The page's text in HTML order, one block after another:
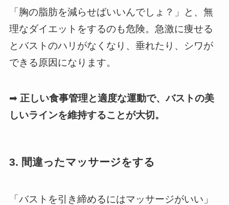
「胸の脂肪を減らせばいいんでしょ？」と、無
理なダイエットをするのも危険。急激に痩せる
とバストのハリがなくなり、垂れたり、シワが
できる原因になります。
➡ 正しい食事管理と適度な運動で、バストの美
しいラインを維持することが大切。
3. 間違ったマッサージをする
「バストを引き締めるにはマッサージがいい」